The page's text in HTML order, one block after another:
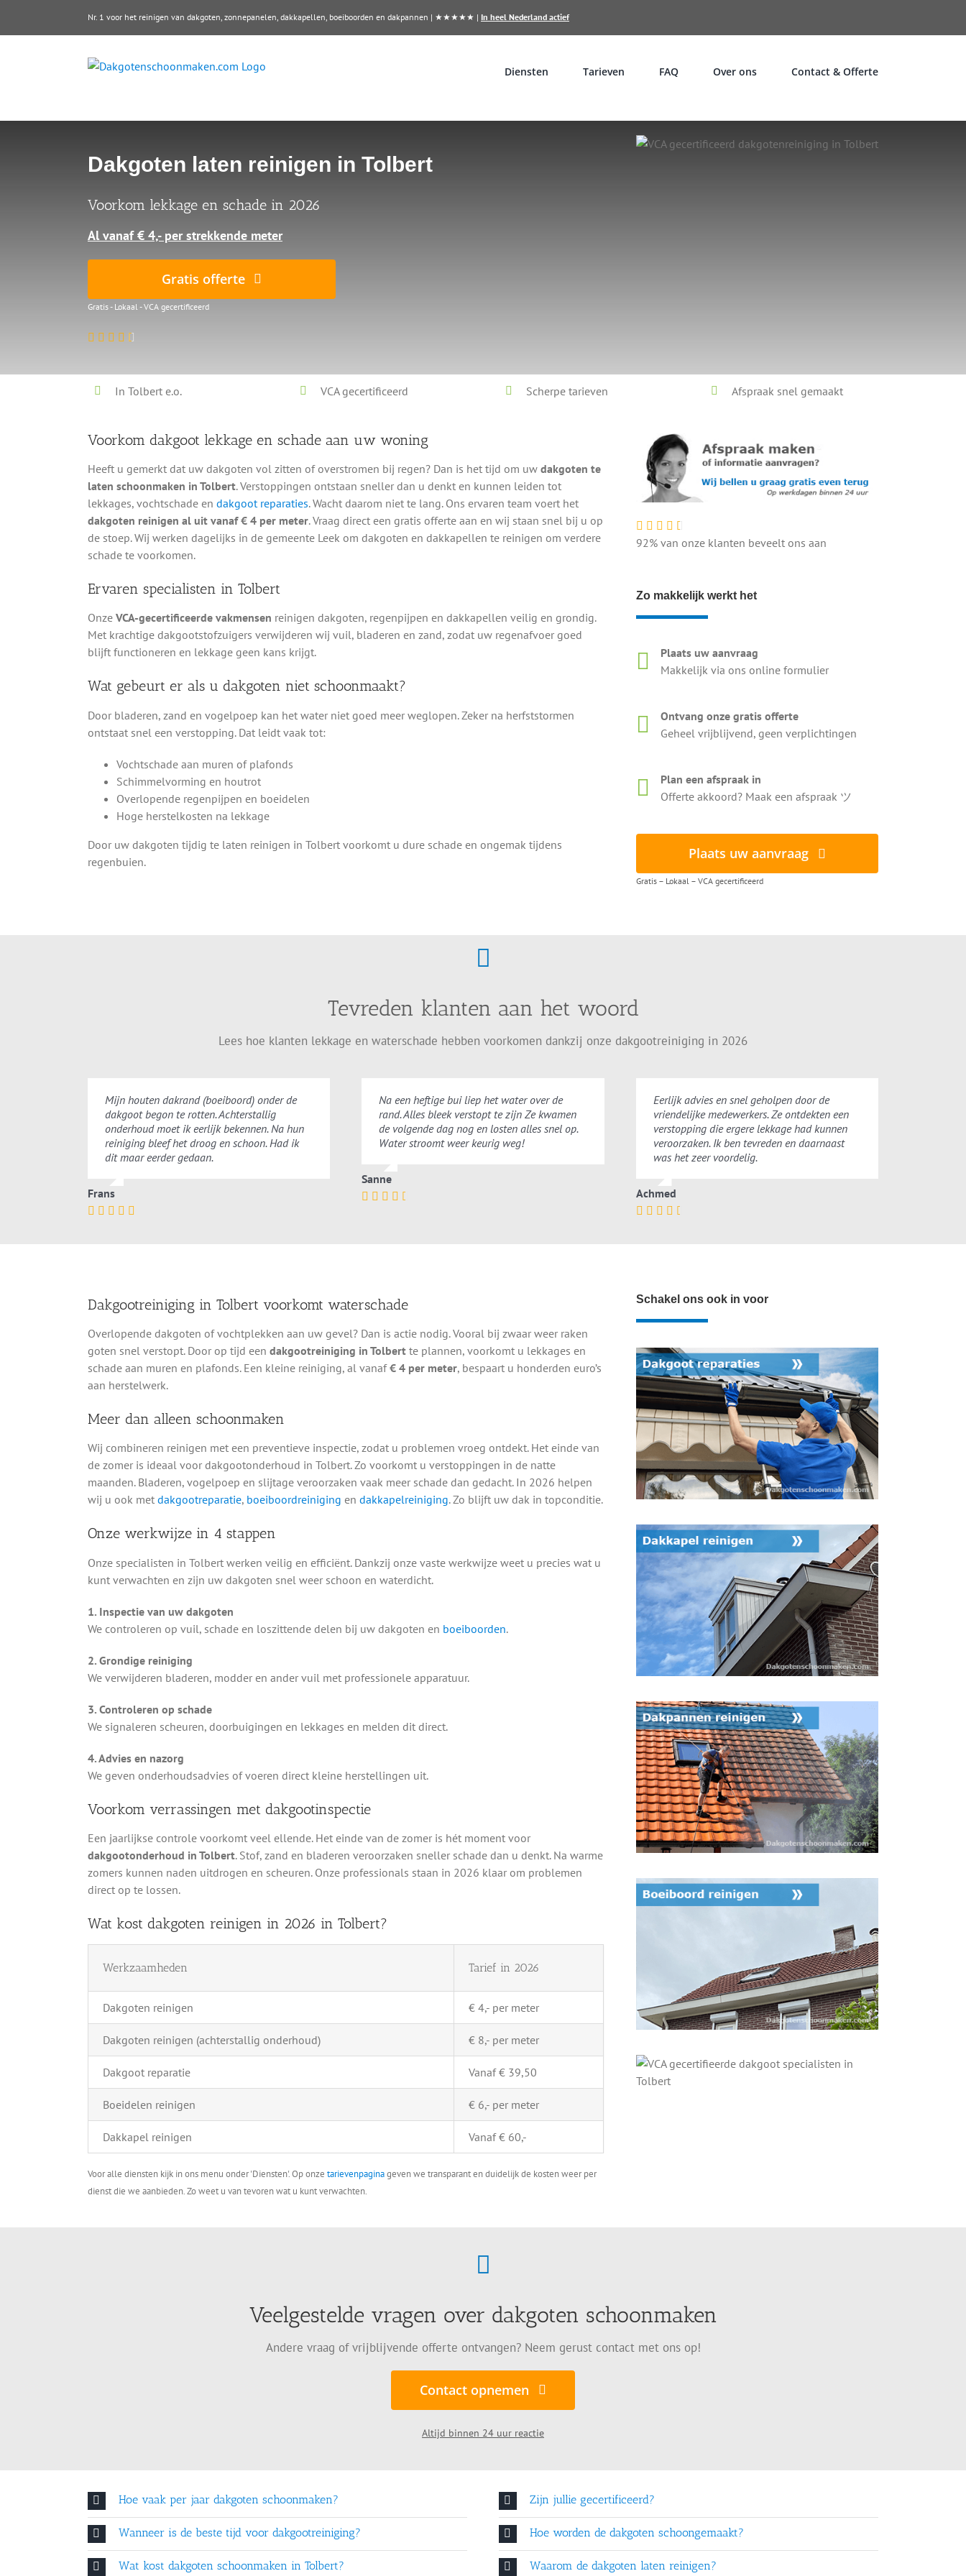
Nr. 1 voor het reinigen van dakgoten, zonnepanelen, dakkapellen, boeiboorden en dakpannen | ★★★★★ | In heel Nederland actief
Diensten Tarieven FAQ Over ons Contact & Offerte
Dakgoten laten reinigen in Tolbert
Voorkom lekkage en schade in 2026
Al vanaf € 4,- per strekkende meter
Gratis offerte
Gratis - Lokaal - VCA gecertificeerd
In Tolbert e.o. VCA gecertificeerd Scherpe tarieven Afspraak snel gemaakt
Voorkom dakgoot lekkage en schade aan uw woning
Heeft u gemerkt dat uw dakgoten vol zitten of overstromen bij regen? Dan is het tijd om uw dakgoten te
laten schoonmaken in Tolbert. Verstoppingen ontstaan sneller dan u denkt en kunnen leiden tot
lekkages, vochtschade en dakgoot reparaties. Wacht daarom niet te lang. Ons ervaren team voert het
dakgoten reinigen al uit vanaf € 4 per meter. Vraag direct een gratis offerte aan en wij staan snel bij u op
de stoep. Wij werken dagelijks in de gemeente Leek om dakgoten en dakkapellen te reinigen om verdere
schade te voorkomen.
Ervaren specialisten in Tolbert
Onze VCA-gecertificeerde vakmensen reinigen dakgoten, regenpijpen en dakkapellen veilig en grondig.
Met krachtige dakgootstofzuigers verwijderen wij vuil, bladeren en zand, zodat uw regenafvoer goed
blijft functioneren en lekkage geen kans krijgt.
Wat gebeurt er als u dakgoten niet schoonmaakt?
Door bladeren, zand en vogelpoep kan het water niet goed meer weglopen. Zeker na herfststormen
ontstaat snel een verstopping. Dat leidt vaak tot:
Vochtschade aan muren of plafonds
Schimmelvorming en houtrot
Overlopende regenpijpen en boeidelen
Hoge herstelkosten na lekkage
Door uw dakgoten tijdig te laten reinigen in Tolbert voorkomt u dure schade en ongemak tijdens
regenbuien.
92% van onze klanten beveelt ons aan
Zo makkelijk werkt het
Plaats uw aanvraag
Makkelijk via ons online formulier
Ontvang onze gratis offerte
Geheel vrijblijvend, geen verplichtingen
Plan een afspraak in
Offerte akkoord? Maak een afspraak ツ
Plaats uw aanvraag
Gratis – Lokaal – VCA gecertificeerd
Tevreden klanten aan het woord
Lees hoe klanten lekkage en waterschade hebben voorkomen dankzij onze dakgootreiniging in 2026
Mijn houten dakrand (boeiboord) onder de
dakgoot begon te rotten. Achterstallig
onderhoud moet ik eerlijk bekennen. Na hun
reiniging bleef het droog en schoon. Had ik
dit maar eerder gedaan.
Frans
Na een heftige bui liep het water over de
rand. Alles bleek verstopt te zijn Ze kwamen
de volgende dag nog en losten alles snel op.
Water stroomt weer keurig weg!
Sanne
Eerlijk advies en snel geholpen door de
vriendelijke medewerkers. Ze ontdekten een
verstopping die ergere lekkage had kunnen
veroorzaken. Ik ben tevreden en daarnaast
was het zeer voordelig.
Achmed
Dakgootreiniging in Tolbert voorkomt waterschade
Overlopende dakgoten of vochtplekken aan uw gevel? Dan is actie nodig. Vooral bij zwaar weer raken
goten snel verstopt. Door op tijd een dakgootreiniging in Tolbertte plannen, voorkomt u lekkages en
schade aan muren en plafonds. Een kleine reiniging, al vanaf€ 4 per meter, bespaart u honderden euro’s
aan herstelwerk.
Meer dan alleen schoonmaken
Wij combineren reinigen met een preventieve inspectie, zodat u problemen vroeg ontdekt. Het einde van
de zomer is ideaal voor dakgootonderhoud in Tolbert. Zo voorkomt u verstoppingen in de natte
maanden. Bladeren, vogelpoep en slijtage veroorzaken vaak meer schade dan gedacht. In 2026 helpen
wij u ook met dakgootreparatie, boeiboordreiniging en dakkapelreiniging. Zo blijft uw dak in topconditie.
Onze werkwijze in 4 stappen
Onze specialisten in Tolbert werken veilig en efficiënt. Dankzij onze vaste werkwijze weet u precies wat u
kunt verwachten en zijn uw dakgoten snel weer schoon en waterdicht.
1. Inspectie van uw dakgoten
We controleren op vuil, schade en loszittende delen bij uw dakgoten en boeiboorden.
2. Grondige reiniging
We verwijderen bladeren, modder en ander vuil met professionele apparatuur.
3. Controleren op schade
We signaleren scheuren, doorbuigingen en lekkages en melden dit direct.
4. Advies en nazorg
We geven onderhoudsadvies of voeren direct kleine herstellingen uit.
Voorkom verrassingen met dakgootinspectie
Een jaarlijkse controle voorkomt veel ellende. Het einde van de zomer is hét moment voor
dakgootonderhoud in Tolbert. Stof, zand en bladeren veroorzaken sneller schade dan u denkt. Na warme
zomers kunnen naden uitdrogen en scheuren. Onze professionals staan in 2026 klaar om problemen
direct op te lossen.
Wat kost dakgoten reinigen in 2026 in Tolbert?
Werkzaamheden Tarief in 2026
Dakgoten reinigen € 4,- per meter
Dakgoten reinigen (achterstallig onderhoud) € 8,- per meter
Dakgoot reparatie Vanaf € 39,50
Boeidelen reinigen € 6,- per meter
Dakkapel reinigen Vanaf € 60,-
Voor alle diensten kijk in ons menu onder 'Diensten'. Op onze tarievenpaginageven we transparant en duidelijk de kosten weer per
dienst die we aanbieden. Zo weet u van tevoren wat u kunt verwachten.
Schakel ons ook in voor
Veelgestelde vragen over dakgoten schoonmaken
Andere vraag of vrijblijvende offerte ontvangen? Neem gerust contact met ons op!
Contact opnemen
Altijd binnen 24 uur reactie
Hoe vaak per jaar dakgoten schoonmaken?
Wanneer is de beste tijd voor dakgootreiniging?
Wat kost dakgoten schoonmaken in Tolbert?
Zijn jullie gecertificeerd?
Hoe worden de dakgoten schoongemaakt?
Waarom de dakgoten laten reinigen?